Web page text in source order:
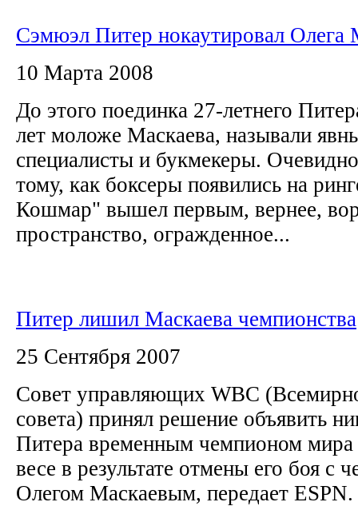
Сэмюэл Питер нокаутировал Олега
10 Марта 2008
До этого поединка 27-летнего
лет моложе Маскаева, называли
специалисты и букмекеры.
тому, как боксеры появились на
Кошмар" вышел первым, вернее,
пространство, огражденное...
Питер лишил Маскаева чемпионства
25 Сентября 2007
Совет управляющих WBC
совета) принял решение объявить
Питера временным чемпионом мира
весе в результате отмены его боя с
Олегом Маскаевым, передает ESPN.